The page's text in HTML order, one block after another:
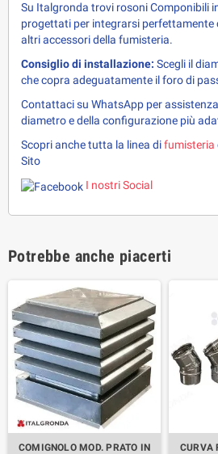
Su Italgronda trovi rosoni Componibili
progettati per integrarsi perfettamente
altri accessori della fumisteria.
Consiglio di installazione: Scegli il
che copra adeguatamente il foro di
Contattaci su WhatsApp per
diametro e della configurazione più
Scopri anche tutta la linea di fumisteria
Sito
I nostri Social
Potrebbe anche piacerti
COMIGNOLO MOD. PRATO IN
CURVA